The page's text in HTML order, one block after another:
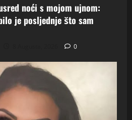
noći s mojom ujnom:
je posljednje što sam
0